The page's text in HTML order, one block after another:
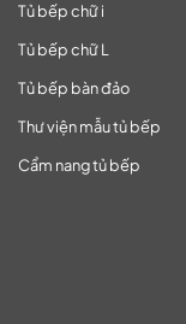
Tủ bếp chữ i
Tủ bếp chữ L
Tủ bếp bàn đảo
Thư viện mẫu tủ bếp
Cẩm nang tủ bếp